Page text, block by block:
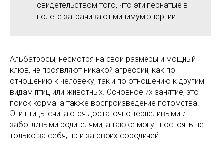
свидетельством того, что эти пернатые в
полете затрачивают минимум энергии.
Альбатросы, несмотря на свои размеры и мощный
клюв, не проявляют никакой агрессии, как по
отношению к человеку, так и по отношению к другим
видам птиц или животных. Основное их занятие, это
поиск корма, а также воспроизведение потомства.
Эти птицы считаются достаточно терпеливыми и
заботливыми родителями, а также могут постоять не
только за себя, но и за своих сородичей.